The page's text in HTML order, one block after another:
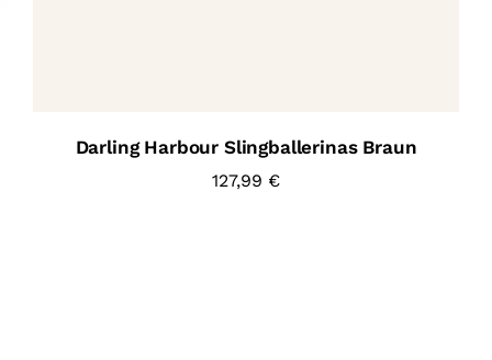
Darling Harbour Slingballerinas Braun
127,99 €